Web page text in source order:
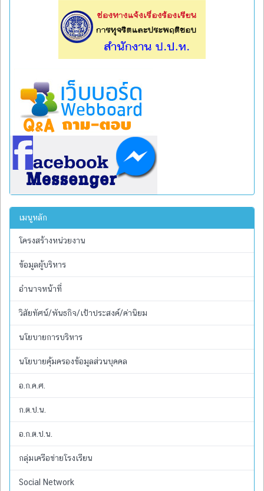
เมนูหลัก
โครงสร้างหน่วยงาน
ข้อมูลผู้บริหาร
อำนาจหน้าที่
วิสัยทัศน์/พันธกิจ/เป้าประสงค์/ค่านิยม
นโยบายการบริหาร
นโยบายคุ้มครองข้อมูลส่วนบุคคล
อ.ก.ค.ศ.
ก.ต.ป.น.
อ.ก.ต.ป.น.
กลุ่มเครือข่ายโรงเรียน
Social Network